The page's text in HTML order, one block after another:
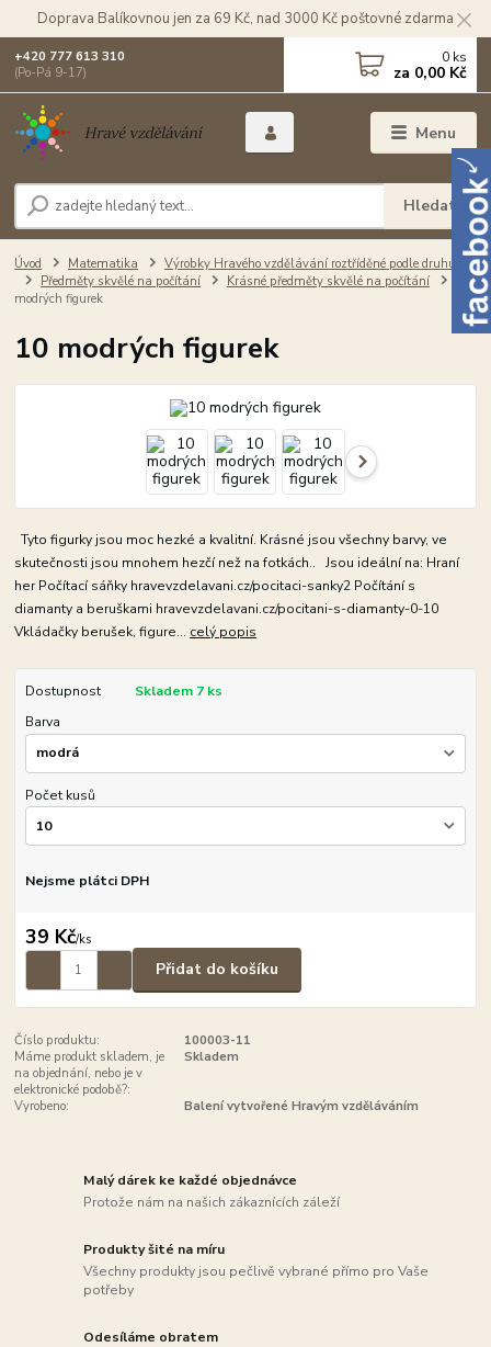
Doprava Balíkovnou jen za 69 Kč, nad 3000 Kč poštovné zdarma
Menu
Hledat
+420 777 613 310
(Po-Pá 9-17)
0 ks
za 0,00 Kč
Úvod Matematika
Výrobky Hravého vzdělávání roztříděné podle druhu
Předměty skvělé na počítání
Krásné předměty skvělé na počítání
10
modrých figurek
10 modrých figurek
Tyto figurky jsou moc hezké a kvalitní. Krásné jsou všechny barvy, ve
skutečnosti jsou mnohem hezčí než na fotkách.. Jsou ideální na: Hraní
her Počítací sáňky hravevzdelavani.cz/pocitaci-sanky2 Počítání s
diamanty a beruškami hravevzdelavani.cz/pocitani-s-diamanty-0-10
Vkládačky berušek, figure... celý popis
Dostupnost
Skladem 7 ks
Barva
Počet kusů
Nejsme plátci DPH
39 Kč/ks
Přidat do košíku
Číslo produktu:
100003-11
Máme produkt skladem, je
na objednání, nebo je v
elektronické podobě?:
Skladem
Vyrobeno: Balení vytvořené Hravým vzděláváním
Malý dárek ke každé objednávce
Protože nám na našich zákaznících záleží
Produkty šité na míru
Všechny produkty jsou pečlivě vybrané přímo pro Vaše
potřeby
Odesíláme obratem